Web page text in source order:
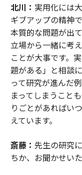
北川： 実用化には
ギブアップの精神
本質的な問題が出
立場から一緒に考
ことが大事です。
題がある」と相談
って研究が進んだ
まってしまうこと
りごとがあればい
えています。
斎藤： 先生の研究
ちか、お聞かせい